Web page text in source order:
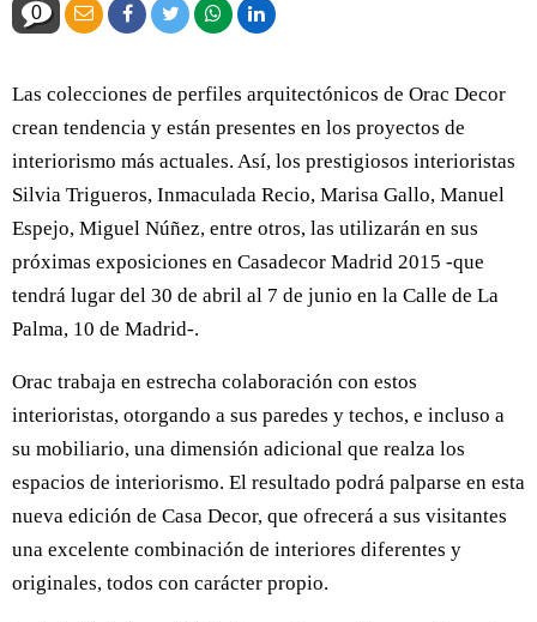
0
Las colecciones de perfiles arquitectónicos de Orac Decor
crean tendencia y están presentes en los proyectos de
interiorismo más actuales. Así, los prestigiosos interioristas
Silvia Trigueros, Inmaculada Recio, Marisa Gallo, Manuel
Espejo, Miguel Núñez, entre otros, las utilizarán en sus
próximas exposiciones en Casadecor Madrid 2015 -que
tendrá lugar del 30 de abril al 7 de junio en la Calle de La
Palma, 10 de Madrid-.
Orac trabaja en estrecha colaboración con estos
interioristas, otorgando a sus paredes y techos, e incluso a
su mobiliario, una dimensión adicional que realza los
espacios de interiorismo. El resultado podrá palparse en esta
nueva edición de Casa Decor, que ofrecerá a sus visitantes
una excelente combinación de interiores diferentes y
originales, todos con carácter propio.